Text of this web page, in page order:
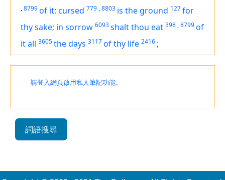
,8799of it: cursed 779 ,8803 is the ground 127for
thy sake; in sorrow 6093shalt thou eat 398 ,8799of
it all 3605the days 3117of thy life 2416 ;
請登入網頁啟用私人筆記功能。
詞語搜尋